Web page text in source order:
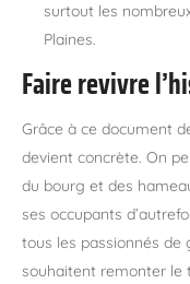
surtout les
Plaines.
Faire revivre
Grâce à ce document
devient concrète. On
du bourg et des
ses occupants
tous les passionnés de
souhaitent remonter le